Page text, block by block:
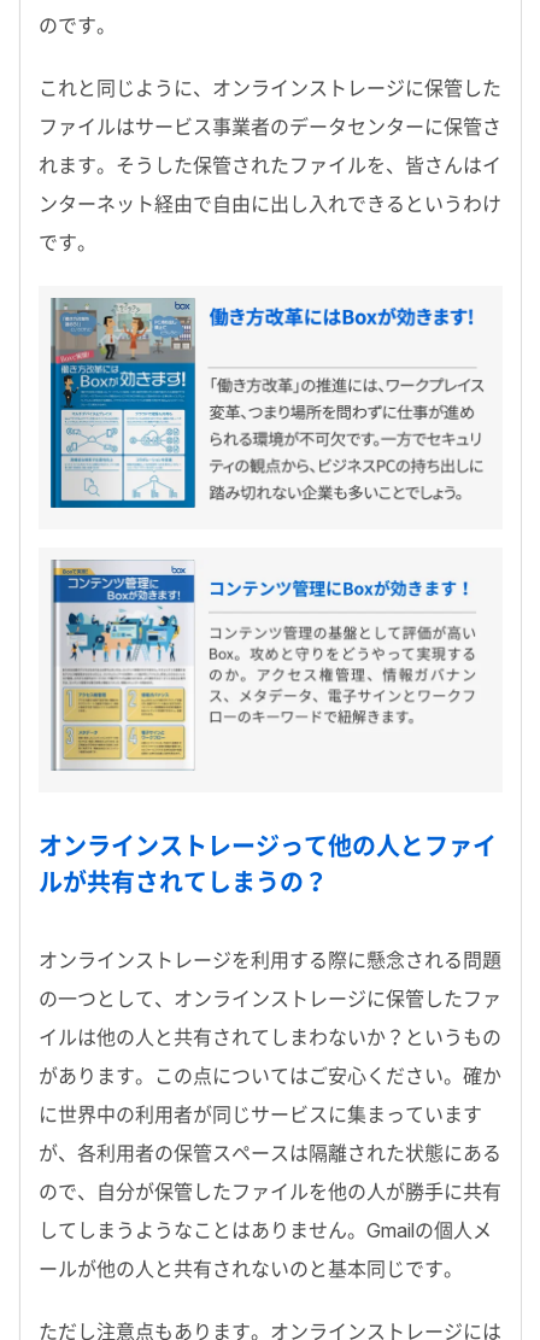
のです。
これと同じように、オンラインストレージに保管した
ファイルはサービス事業者のデータセンターに保管さ
れます。そうした保管されたファイルを、皆さんはイ
ンターネット経由で自由に出し入れできるというわけ
です。
オンラインストレージって他の人とファイ
ルが共有されてしまうの？
オンラインストレージを利用する際に懸念される問題
の一つとして、オンラインストレージに保管したファ
イルは他の人と共有されてしまわないか？というもの
があります。この点についてはご安心ください。確か
に世界中の利用者が同じサービスに集まっています
が、各利用者の保管スペースは隔離された状態にある
ので、自分が保管したファイルを他の人が勝手に共有
してしまうようなことはありません。Gmailの個人メ
ールが他の人と共有されないのと基本同じです。
ただし注意点もあります。オンラインストレージには